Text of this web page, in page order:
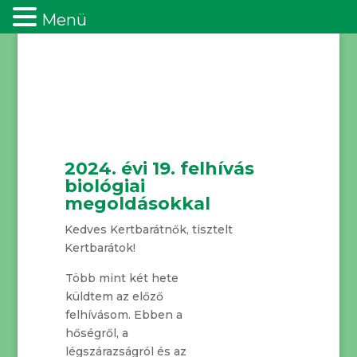
2024. évi 19. felhívás
biológiai
megoldásokkal
Kedves Kertbarátnők, tisztelt
Kertbarátok!
Több mint két hete
küldtem az előző
felhívásom. Ebben a
hőségről, a
légszárazságról és az
Menü